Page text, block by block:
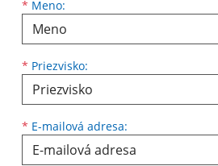
* Meno:
Meno
* Priezvisko:
Priezvisko
* E-mailová adresa:
E-mailová adresa